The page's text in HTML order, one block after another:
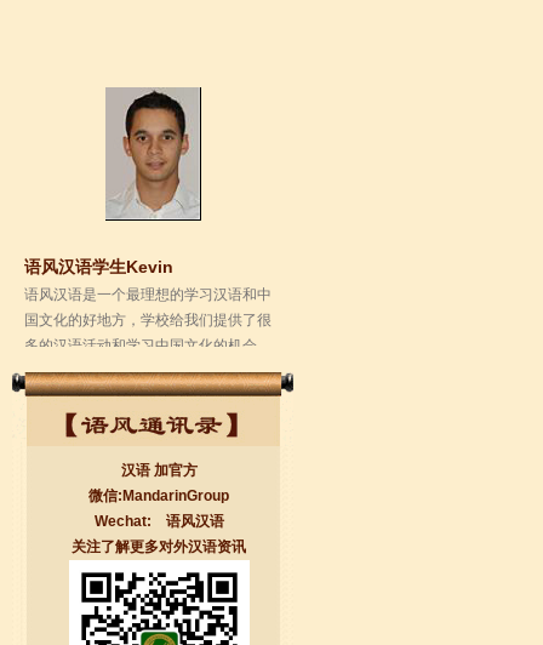
语风汉语学生Kevin
语风汉语是一个最理想的学习汉语和中
多的汉语活动和学习中国文化的机会，
学校的环境是...
无锡语风汉语学校Jessie
我学习汉语已经八年了,我能听明白别人
汉语 加官方
微信:MandarinGroup
Wechat: 语风汉语
关注了解更多对外汉语资讯